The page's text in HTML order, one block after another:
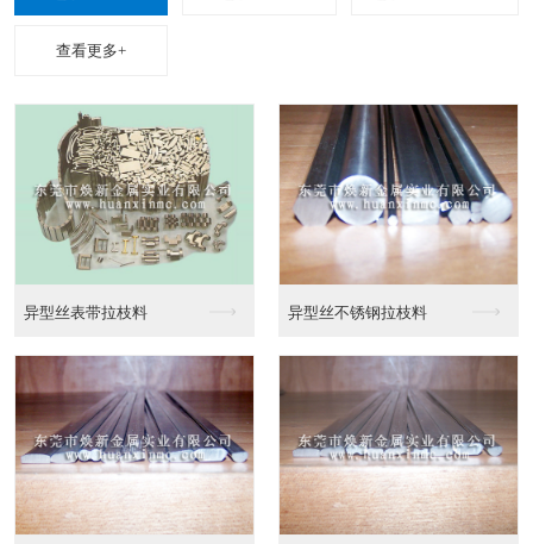
查看更多+
异性线CAD截面图 异性线截面图